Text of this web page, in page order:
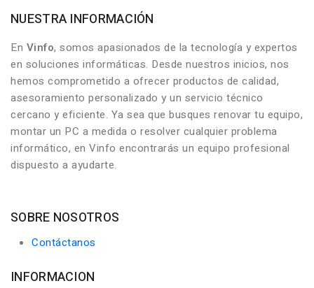
NUESTRA INFORMACIÓN
En Vinfo, somos apasionados de la tecnología y expertos
en soluciones informáticas. Desde nuestros inicios, nos
hemos comprometido a ofrecer productos de calidad,
asesoramiento personalizado y un servicio técnico
cercano y eficiente. Ya sea que busques renovar tu equipo,
montar un PC a medida o resolver cualquier problema
informático, en Vinfo encontrarás un equipo profesional
dispuesto a ayudarte.
SOBRE NOSOTROS
Contáctanos
INFORMACION